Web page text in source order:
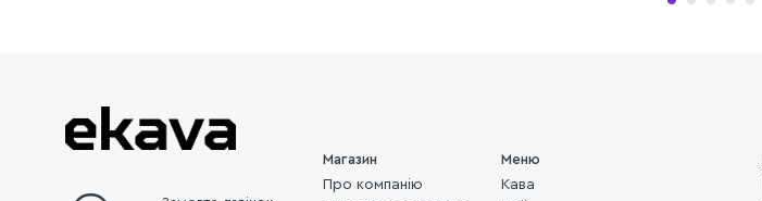
Магазин
Про компанію
Меню
Кава